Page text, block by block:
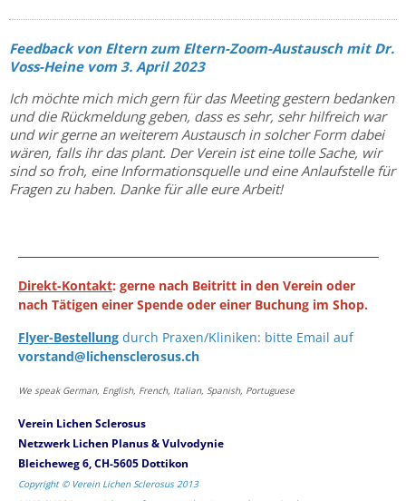
Feedback von Eltern zum Eltern-Zoom-Austausch mit Dr.
Voss-Heine vom 3. April 2023
Ich möchte mich mich gern für das Meeting gestern bedanken
und die Rückmeldung geben, dass es sehr, sehr hilfreich war
und wir gerne an weiterem Austausch in solcher Form dabei
wären, falls ihr das plant. Der Verein ist eine tolle Sache, wir
sind so froh, eine Informationsquelle und eine Anlaufstelle für
Fragen zu haben. Danke für alle eure Arbeit!
Direkt-Kontakt: gerne nach Beitritt in den Verein oder
nach Tätigen einer Spende oder einer Buchung im Shop.
Flyer-Bestellung durch Praxen/Kliniken: bitte Email auf
vorstand@lichensclerosus.ch
We speak German, English, French, Italian, Spanish, Portuguese
Verein Lichen Sclerosus
Netzwerk Lichen Planus & Vulvodynie
Bleicheweg 6, CH-5605 Dottikon
Copyright © Verein Lichen Sclerosus 2013